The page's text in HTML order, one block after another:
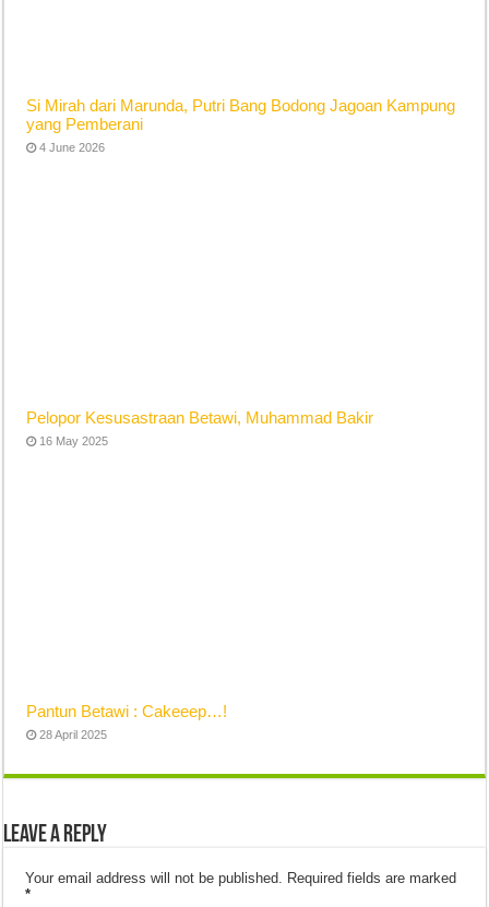
Si Mirah dari Marunda, Putri Bang Bodong Jagoan Kampung
yang Pemberani
4 June 2026
Pelopor Kesusastraan Betawi, Muhammad Bakir
16 May 2025
Pantun Betawi : Cakeeep…!
28 April 2025
Leave a Reply
Your email address will not be published. Required fields are marked
*